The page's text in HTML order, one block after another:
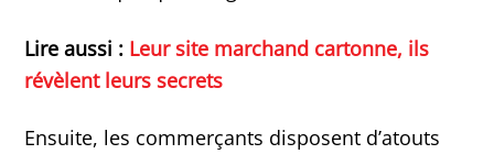
Lire aussi : Leur site marchand cartonne, ils
révèlent leurs secrets
Ensuite, les commerçants disposent d’atouts